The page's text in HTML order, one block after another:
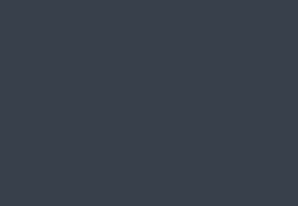
Quedan sólo cuatro días para
en el programa
Municipal, mediante el cual
de manera gratuita diez kits
viviendas informó Yazmina
de Ingresos de Tesorería